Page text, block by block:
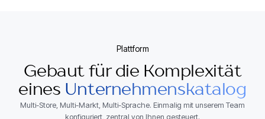
Plattform
Gebaut für die Komplexität
eines Unternehmenskatalog
Multi-Store, Multi-Markt, Multi-Sprache. Einmalig mit unserem Team
konfiguriert, zentral von Ihnen gesteuert.